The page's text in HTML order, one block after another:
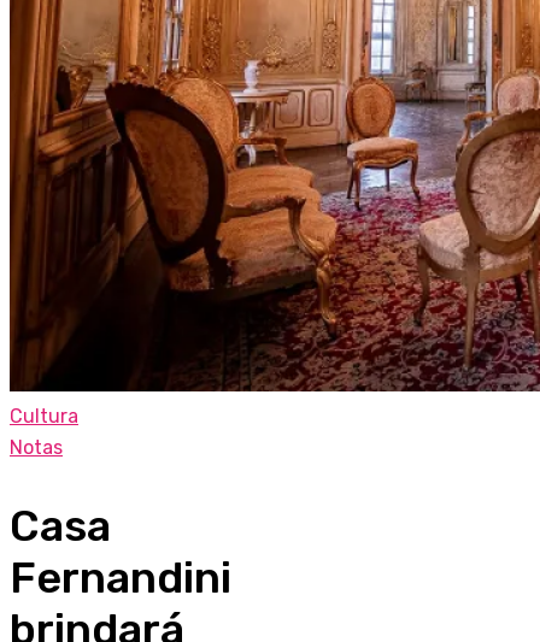
Cultura
Notas
Casa
Fernandini
brindará